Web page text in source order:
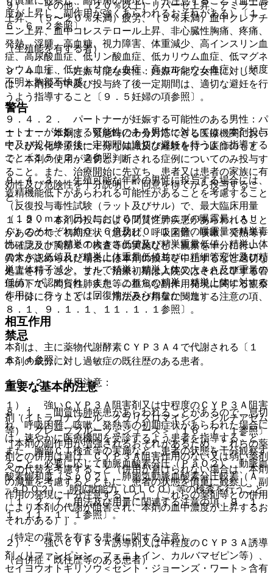
度が上昇し、副作用が強くあらわれるおそれがある）〔１
６．６．２参照〕。
（生殖能を有する者）
９．４．１． 妊娠可能な女性：妊娠可能な女性に対して
は、本剤投与中及び投与終了後一定期間は、適切な避妊を行
うよう指導すること〔９．５妊婦の項参照〕。
９．４．２． パートナーが妊娠する可能性のある男性：パ
ートナーが妊娠する可能性のある男性に対しては、本剤投与
中及び投与終了後一定期間は適切な避妊を行うよう指導する
こと〔１５．２．２参照〕。
９．４．３． 生殖可能な年齢の男性に投与する場合には、
造精機能低下があらわれる可能性があることを考慮すること
（反復投与毒性試験（ラット及びサル）で、最大臨床用量
（１８０ｍｇ／日）におけるブリグチニブの曝露量（ＡＵ
Ｃ）のそれぞれ約０．６倍及び０．１２倍の曝露量で精巣毒
性（ラットで精巣の大きさ低値及び精巣重量低値、精巣上体
の大きさ低値及び精巣上体重量低値並びに精細管変性及び精
巣上体精子減少、サルで精巣、精巣上体の大きさ及び重量の
低値）が認められ、また、これらの精巣、精巣上体に対する
作用は、ラットでは回復性がみられなかった）。
相互作用
本剤は、主に薬物代謝酵素ＣＹＰ３Ａ４で代謝される〔１
６．４参照〕。
１０．２． 併用注意：
１）． 強いＣＹＰ３Ａ阻害剤又は中程度のＣＹＰ３Ａ阻害
剤（イトラコナゾール、クラリスロマイシン、ジルチアゼム
等）、グレープフルーツ＜ジュース＞〔１６．７．１参照〕
［本剤の副作用が増強されるおそれがあるため、これらの薬
剤との併用は避け、ＣＹＰ３Ａ阻害作用のない又は弱い薬剤
への代替を考慮すること（併用が避けられない場合は、本剤
の減量を考慮するとともに、患者の状態を慎重に観察し、副
作用の発現に十分注意すること）（これらの薬剤等との併用
により本剤の代謝が阻害され、本剤の血中濃度が上昇するお
それがある）］。
２）． 強いＣＹＰ３Ａ誘導剤又は中程度のＣＹＰ３Ａ誘導
剤（リファンピシン、フェニトイン、カルバマゼピン等）、
セイヨウオトギリソウ＜セント・ジョーンズ・ワート＞含有
９）． その他：（２０％以上）リパーゼ上昇、アミラーゼ
上昇、（５〜２０％未満）疲労、（５％未満）血中クレアチ
ニン上昇、血中コレステロール上昇、非心臓性胸痛、疼痛、
発熱、浮腫、高血糖、視力障害、体重減少、高インスリン血
症、高尿酸血症、低リン酸血症、低カリウム血症、低マグネ
シウム血症、低ナトリウム血症、高カルシウム血症、（頻度
不明）胸部不快感。
警告
１．１． 本剤は、緊急時に十分対応できる医療機関におい
て、がん化学療法に十分な知識及び経験を持つ医師のもと
で、本剤の使用が適切と判断される症例についてのみ投与す
ること。また、治療開始に先立ち、患者又は患者の家族に有
効性及び危険性を十分説明し、同意を得てから投与するこ
と。
１．２． 本剤の投与により間質性肺疾患があらわれること
があるので、初期症状（息切れ、呼吸困難、咳嗽、発熱等）
の確認及び胸部ＣＴ検査等の実施など、観察を十分に行い、
異常が認められた場合には本剤の投与を中止するなど適切な
処置を行うこと。また、治療初期は入院又はそれに準ずる管
理の下で、間質性肺疾患等の重篤な副作用発現に関する観察
を十分に行うこと〔７．用法及び用量に関連する注意の項、
８．１、９．１．１、１１．１．１参照〕。
禁忌
本剤の成分に対し過敏症の既往歴のある患者。
重要な基本的注意
８．１． 間質性肺疾患があらわれることがあるので、息切
れ、呼吸困難、咳嗽、発熱等の初期症状があらわれた場合に
は、速やかに医療機関を受診するよう患者を指導すること。
また、胸部ＣＴ検査等の実施など、患者の状態を十分観察す
ること。必要に応じて動脈血酸素分圧（ＰａＯ２）、動脈血
酸素飽和度（ＳｐＯ２）、肺胞気動脈血酸素分圧較差（Ａ
−ａＤＯ２）、肺拡散能力（ＤＬＣＯ）等の検査を行うこと
〔１．２、７．用法及び用量に関連する注意の項、９．１．
１、１１．１．１参照〕。
（特定の背景を有する患者に関する注意）
（合併症・既往歴等のある患者）